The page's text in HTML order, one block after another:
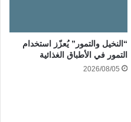
“النخيل والتمور” يُعزّز استخدام
التمور في الأطباق الغذائية
2026/08/05